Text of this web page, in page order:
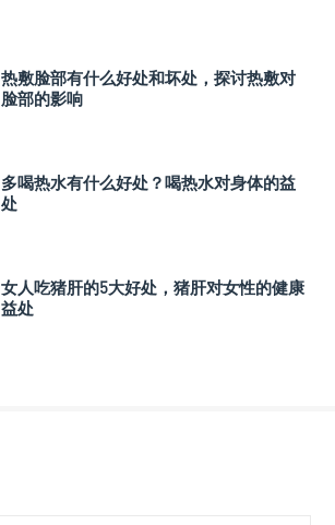
热敷脸部有什么好处和坏处，探讨热敷对
脸部的影响
多喝热水有什么好处？喝热水对身体的益
处
女人吃猪肝的5大好处，猪肝对女性的健康
益处